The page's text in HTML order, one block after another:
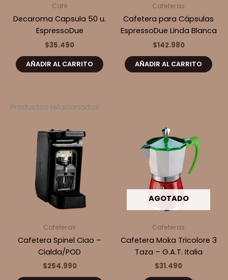
Café
Decaroma Capsula 50 u.
EspressoDue
$35.490
AÑADIR AL CARRITO
Cafeteras
Cafetera para Cápsulas
EspressoDue Linda Blanca
$142.980
AÑADIR AL CARRITO
Productos relacionados
Cafeteras
Cafetera Spinel Ciao –
Cialda/POD
$254.990
AGOTADO
Cafeteras
Cafetera Moka Tricolore 3
Taza – G.A.T. Italia
$31.490